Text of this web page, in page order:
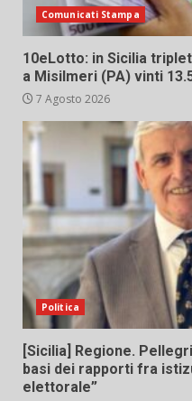
Comunicati Stampa
10eLotto: in Sicilia
a Misilmeri (PA) vinti
7 Agosto 2026
Politica
[Sicilia] Regione.
basi dei rapporti fra
elettorale”